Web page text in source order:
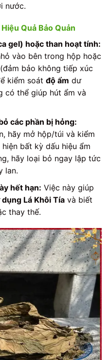
nước.
Quả Bảo Quản
gel) hoặc than hoạt tính:
vào bên trong hộp hoặc
bảo không tiếp xúc
kiểm soát độ ẩm dư
có thể giúp hút ẩm và
các phần bị hỏng:
hãy mở hộp/túi và kiểm
bất kỳ dấu hiệu ẩm
hãy loại bỏ ngay lập tức
lan.
hết hạn: Việc này giúp
Lá Khôi Tíavà biết
thay thế.